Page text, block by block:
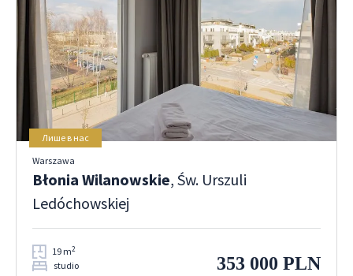
Лише в нас
Warszawa
Błonia Wilanowskie, Św. Urszuli
Ledóchowskiej
19 m2
studio 353 000 PLN